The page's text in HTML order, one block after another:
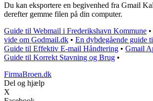
Du kan eksportere en begivenhed fra Gmail
derefter gemme filen på din computer.
Guide til Webmail i Frederikshavn Kommune •
vide om Godmail.dk • En dybdegående guide
Guide til Effektiv E-mail Håndtering • Gmail
Guide til Korrekt Stavning og Brug •
FirmaBroen.dk
Del og hjælp
X